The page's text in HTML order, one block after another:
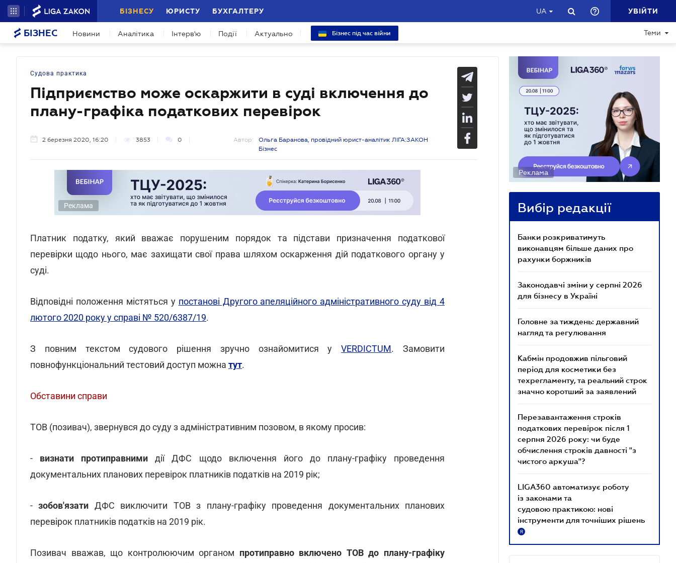
БІЗНЕСУ ЮРИСТУ БУХГАЛТЕРУ UA УВІЙТИ
БІЗНЕС Новини Аналітика Інтерв'ю Події Актуально Бізнес під час війни Теми
Судова практика
Підприємство може оскаржити в суді включення до
плану-графіка податкових перевірок
2 березня 2020, 16:20 3853 0 Автор:
Ольга Баранова, провідний юрист-аналітик ЛІГА:ЗАКОН
Бізнес
Реклама
Платник податку, який вважає порушеним порядок та підстави призначення податкової
перевірки щодо нього, має захищати свої права шляхом оскарження дій податкового органу у
суді.
Відповідні положення містяться у постанові Другого апеляційного адміністративного суду від 4
лютого 2020 року у справі № 520/6387/19.
З повним текстом судового рішення зручно ознайомитися уVERDICTUM. Замовити
повнофункціональний тестовий доступ можна тут.
Обставини справи
ТОВ (позивач), звернувся до суду з адміністративним позовом, в якому просив:
- визнати протиправними дії ДФС щодо включення його до плану-графіку проведення
документальних планових перевірок платників податків на 2019 рік;
- зобов'язати ДФС виключити ТОВ з плану-графіку проведення документальних планових
перевірок платників податків на 2019 рік.
Позивач вважав, що контролюючим органом протиправно включено ТОВ до плану-графіку
Реклама
Вибір редакції
Банки розкриватимуть
виконавцям більше даних про
рахунки боржників
Законодавчі зміни у серпні 2026
для бізнесу в Україні
Головне за тиждень: державний
нагляд та регулювання
Кабмін продовжив пільговий
період для косметики без
техрегламенту, та реальний строк
значно коротший за заявлений
Перезавантаження строків
податкових перевірок після 1
серпня 2026 року: чи буде
обчислення строків давності "з
чистого аркуша"?
LIGA360 автоматизує роботу
із законами та
судовою практикою: нові
інструменти для точніших рішень
R